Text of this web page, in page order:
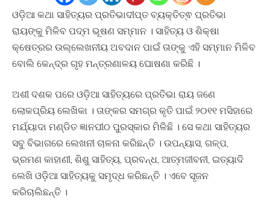
ଓଡ଼ିଆ କଥା ସାହିତ୍ୟର ପ୍ରତିଭାଦୀପ୍ତ ବ୍ୟକ୍ତିତ୍ଵ ପ୍ରତିଭା
ରାୟଙ୍କୁ ମିଳିବ ପଦ୍ମ ଭୂଷଣ ସମ୍ମାନ । ସାହିତ୍ୟ ଓ ଶିକ୍ଷା
କ୍ଷେତ୍ରର ଉଲ୍ଲେଖନୀୟ ଅବଦାନ ପାଇଁ ତାଙ୍କୁ ଏହି ସମ୍ମାନ ମିଳିବ
ବୋଲି କେନ୍ଦ୍ର ଗୃହ ମନ୍ତ୍ରଣାଳୟ ଘୋଷଣା କରିଛି ।
ଅଶୀ ଦଶକ ପରେ ଓଡ଼ିଆ ସାହିତ୍ୟରେ ପ୍ରତିଭା ରାୟ ଜଣେ
ଲୋକପ୍ରିୟ ଲେଖିକା । ତାଙ୍କର ସମଗ୍ର କୃତି ପାଇଁ ୨୦୧୧ ମସିହାରେ
ମର୍ଯ୍ୟାଦା ମଣ୍ଡିତ ଜ୍ଞାନପୀଠ ପୁରସ୍କାର ମିଳିଛି । ସେ କଥା ସାହିତ୍ୟର
ସବୁ ବିଭାଗରେ ଲେଖନୀ ଚାଳନା କରିଛନ୍ତି । ଉପନ୍ୟାସ, ଗଳ୍ପ,
ଭ୍ରମଣ କାହାଣୀ, ଶିଶୁ ସାହିତ୍ୟ, ପ୍ରବନ୍ଧ, ଆତ୍ମଜୀବନୀ, ଇତ୍ୟାଦି
ଲେଖି ଓଡ଼ିଆ ସାହିତ୍ୟକୁ ସମୃଦ୍ଧ କରିଛନ୍ତି । ଏବେ ସୃଜନ
କରିଚାଲିଛନ୍ତି ।